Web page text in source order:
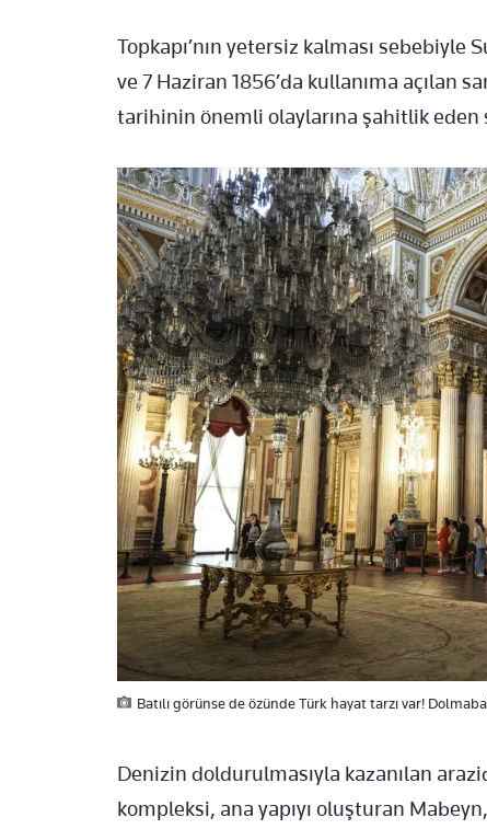
Topkapı’nın yetersiz kalması
ve 7 Haziran 1856’da kullanıma açılan
tarihinin önemli olaylarına şahitlik eden
Batılı görünse de özünde Türk hayat tarzı var!
Denizin doldurulmasıyla kazanılan
kompleksi, ana yapıyı oluşturan